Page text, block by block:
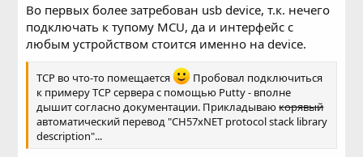
Во первых более затребован usb device, т.к. нечего
подключать к тупому MCU, да и интерфейс с
любым устройством стоится именно на device.
TCP во что-то помещается
Пробовал подключиться
к примеру TCP сервера с помощью Putty - вполне
дышит согласно документации. Прикладываюкорявый
автоматический перевод "CH57xNET protocol stack library
description"...